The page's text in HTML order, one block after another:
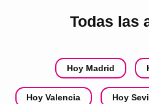
Todas las
Hoy Madrid
Hoy Valencia Hoy